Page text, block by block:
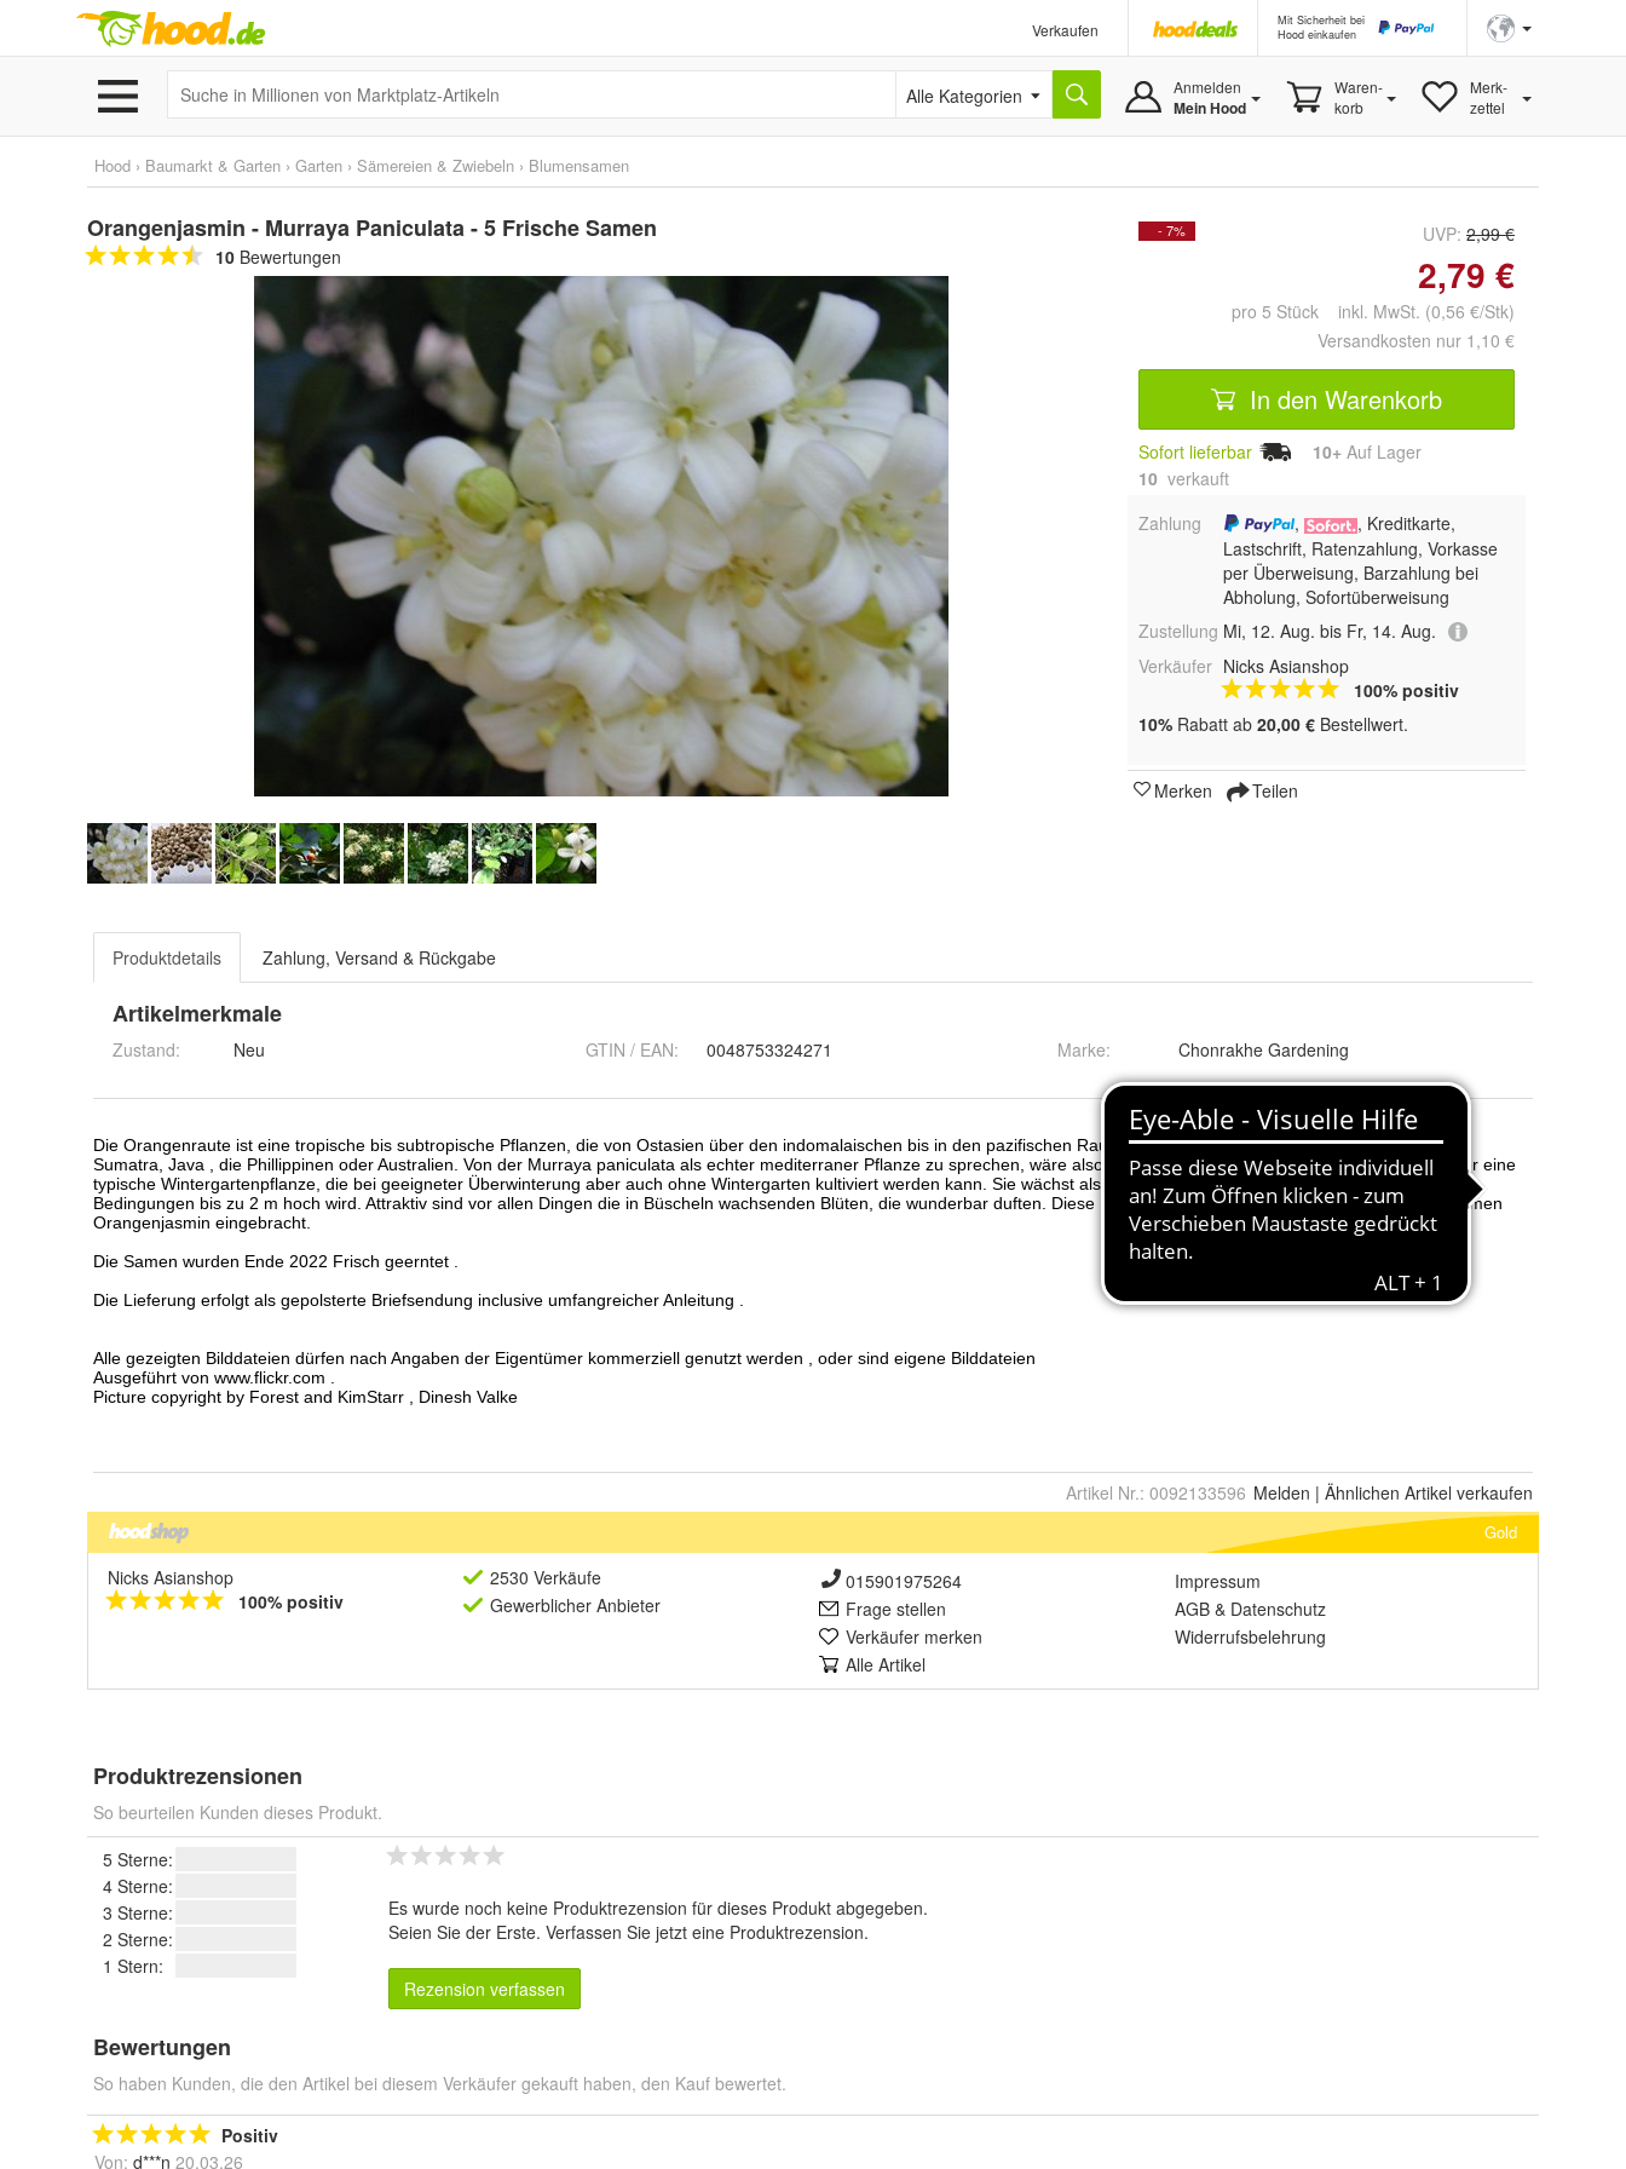
Verkaufen
Mit Sicherheit bei
Hood einkaufen
Alle Kategorien Anmelden
Mein Hood
Waren-
korb
Merk-
zettel
Hood › Baumarkt & Garten › Garten › Sämereien & Zwiebeln › Blumensamen
Orangenjasmin - Murraya Paniculata - 5 Frische Samen
10 Bewertungen
- 7% UVP: 2,99 €
2,79 €
pro 5 Stück inkl. MwSt. (0,56 €/Stk)
Versandkosten nur 1,10 €
In den Warenkorb
Sofort lieferbar 10+ Auf Lager
10 verkauft
Zahlung
,
, Kreditkarte,
Lastschrift, Ratenzahlung, Vorkasse
per Überweisung, Barzahlung bei
Abholung, Sofortüberweisung
Zustellung Mi, 12. Aug. bis Fr, 14. Aug.
Verkäufer Nicks Asianshop
100% positiv
10% Rabatt ab 20,00 € Bestellwert.
Merken Teilen
Produktdetails Zahlung, Versand & Rückgabe
Artikelmerkmale
Zustand: Neu GTIN / EAN: 0048753324271 Marke: Chonrakhe Gardening
Artikel Nr.: 0092133596 Melden | Ähnlichen Artikel verkaufen
Gold
Nicks Asianshop
100% positiv
2530 Verkäufe
Gewerblicher Anbieter
015901975264
Frage stellen
Verkäufer merken
Alle Artikel
Impressum
AGB & Datenschutz
Widerrufsbelehrung
Produktrezensionen
So beurteilen Kunden dieses Produkt.
5 Sterne:
4 Sterne:
3 Sterne:
2 Sterne:
1 Stern:
Es wurde noch keine Produktrezension für dieses Produkt abgegeben.
Seien Sie der Erste. Verfassen Sie jetzt eine Produktrezension.
Rezension verfassen
Bewertungen
So haben Kunden, die den Artikel bei diesem Verkäufer gekauft haben, den Kauf bewertet.
Positiv
Von: d***n 20.03.26